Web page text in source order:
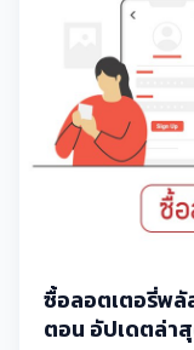
ซื้อลอตเตอรี่พ